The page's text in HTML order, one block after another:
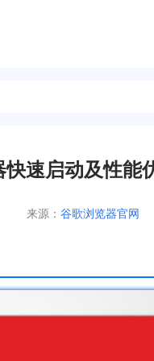
速启动及性能
来源： 谷歌浏览器官网